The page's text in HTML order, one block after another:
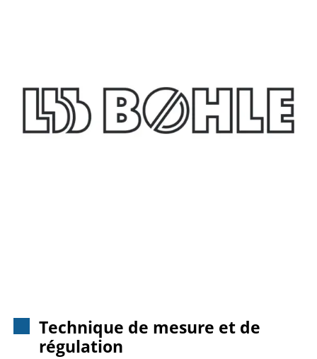
Technique de mesure et de
régulation